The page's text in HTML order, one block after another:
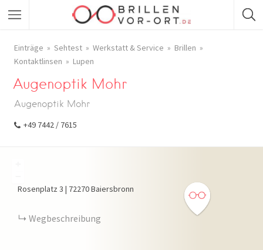
Einträge Sehtest Werkstatt & Service
Brillen
Kontaktlinsen
Lupen
Augenoptik Mohr
Augenoptik Mohr
+49 7442 / 7615
Rosenplatz 3 | 72270Baiersbronn
Wegbeschreibung